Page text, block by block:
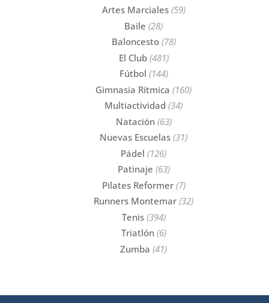
Artes Marciales(59)
Baile (28)
Baloncesto(78)
El Club(481)
Fútbol (144)
Gimnasia Rítmica (160)
Multiactividad (34)
Natación(63)
Nuevas Escuelas (31)
Pádel (126)
Patinaje (63)
Pilates Reformer(7)
Runners Montemar (32)
Tenis(394)
Triatlón(6)
Zumba (41)